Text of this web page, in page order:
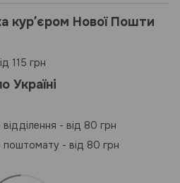
курʼєром Нової Пошти
115 грн
- від 80 грн
поштомату - від 80 грн